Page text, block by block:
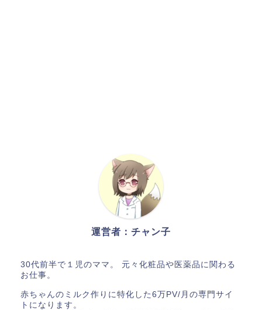
運営者：チャン子
30代前半で１児のママ。 元々化粧品や医薬品に関わる
お仕事。
赤ちゃんのミルク作りに特化した6万PV/月の専門サイ
トになります。